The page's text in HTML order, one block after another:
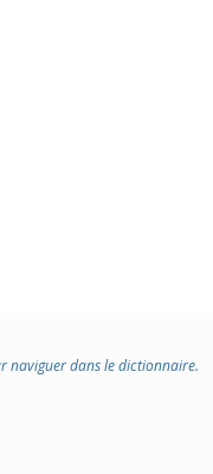
naviguer dans le dictionnaire.